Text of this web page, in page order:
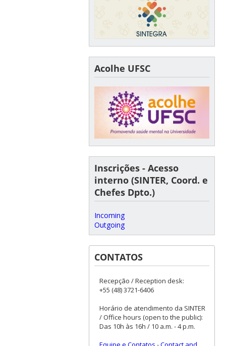
Acolhe UFSC
Inscrições - Acesso
interno (SINTER, Coord. e
Chefes Dpto.)
Incoming
Outgoing
CONTATOS
Recepção / Reception desk:
+55 (48) 3721-6406
Horário de atendimento da SINTER
/ Office hours (open to the public):
Das 10h às 16h / 10 a.m. - 4 p.m.